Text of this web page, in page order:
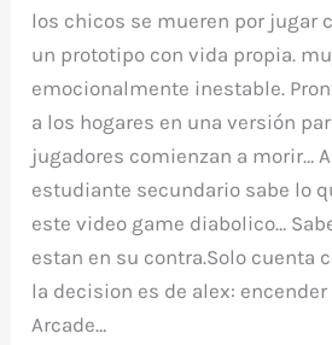
los chicos se mueren por jugar
un prototipo con vida propia.
emocionalmente inestable.
a los hogares en una versión
jugadores comienzan a morir…
estudiante secundario sabe lo
este video game diabolico…
estan en su contra.Solo cuenta
la decision es de alex:
Arcade…